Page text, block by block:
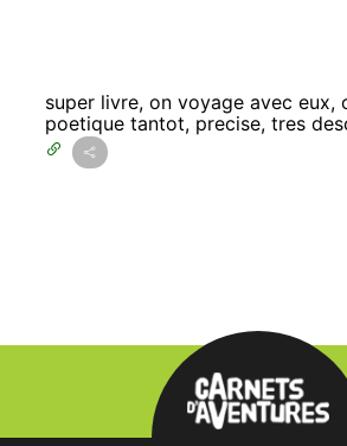
super livre, on voyage avec
poetique tantot, precise, tres